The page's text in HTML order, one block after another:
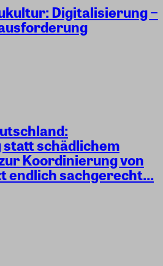
Digitalisierung −
schädlichem
Koordinierung von
endlich sachgerecht...